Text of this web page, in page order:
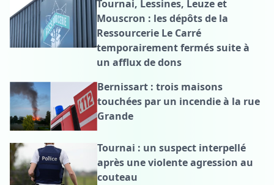
Tournai, Lessines, Leuze et
Mouscron : les dépôts de la
Ressourcerie Le Carré
temporairement fermés suite à
un afflux de dons
Bernissart : trois maisons
touchées par un incendie à la rue
Grande
Tournai : un suspect interpellé
après une violente agression au
couteau